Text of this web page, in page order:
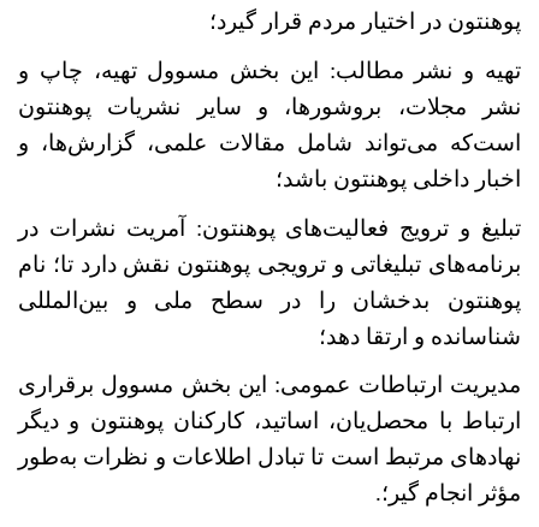
پوهنتون در اختیار مردم قرار گیرد؛
تهیه و نشر مطالب: این بخش مسوول تهیه، چاپ و
نشر مجلات، بروشورها، و سایر نشریات پوهنتون
استکه می‌تواند شامل مقالات علمی، گزارش‌ها، و
اخبار داخلی پوهنتون باشد؛
تبلیغ و ترویج فعالیت‌های پوهنتون: آمریت نشرات در
برنامه‌های تبلیغاتی و ترویجی پوهنتون نقش دارد تا؛ نام
پوهنتون بدخشان را در سطح ملی و بین‌المللی
شناسانده و ارتقا دهد؛
مدیریت ارتباطات عمومی: این بخش مسوول برقراری
ارتباط با محصلیان، اساتید، کارکنان پوهنتون و دیگر
نهادهای مرتبط است تا تبادل اطلاعات و نظرات به‌طور
مؤثر انجام گیر؛.